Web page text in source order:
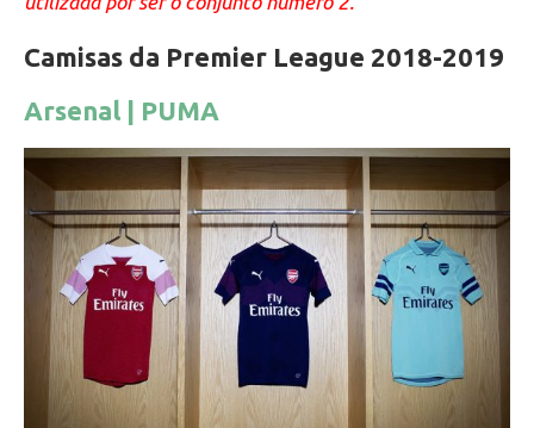
Camisas da Premier League 2018-2019
Arsenal | PUMA